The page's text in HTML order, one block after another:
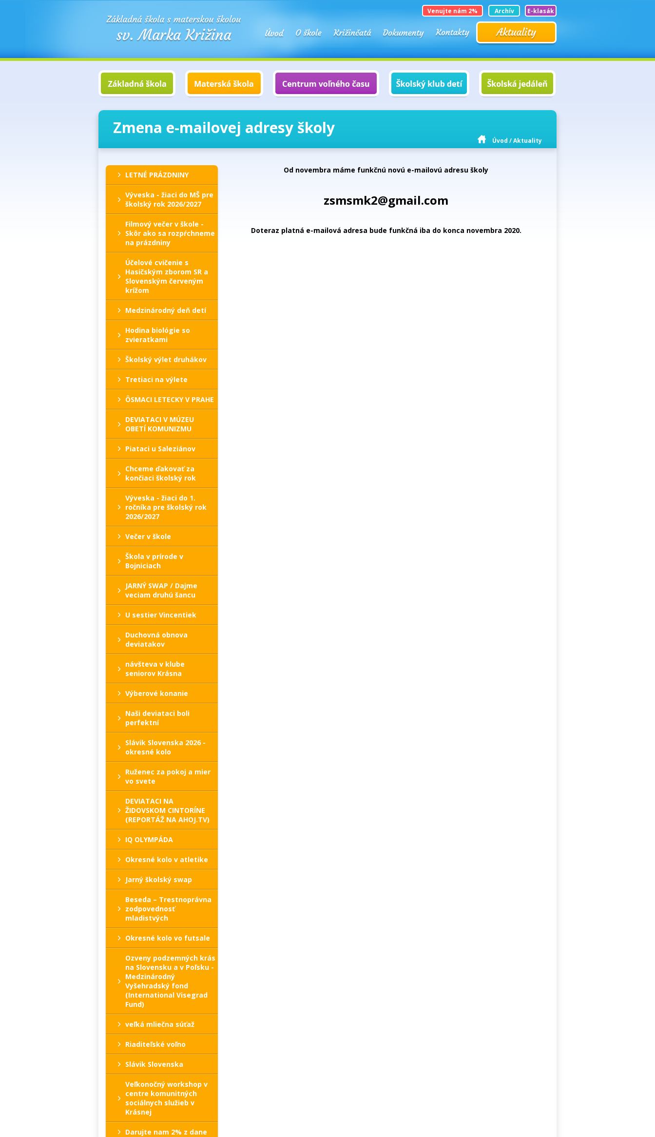
Archív E-klasák
Venujte nám 2%
Zmena e-mailovej adresy školy
Úvod /Aktuality
LETNÉ PRÁZDNINY
Výveska - žiaci do MŠ pre
školský rok 2026/2027
Filmový večer v škole -
Skôr ako sa rozpŕchneme
na prázdniny
Účelové cvičenie s
Hasičským zborom SR a
Slovenským červeným
krížom
Medzinárodný deň detí
Hodina biológie so
zvieratkami
Školský výlet druhákov
Tretiaci na výlete
ÔSMACI LETECKY V PRAHE
DEVIATACI V MÚZEU
OBETÍ KOMUNIZMU
Piataci u Saleziánov
Chceme ďakovať za
končiaci školský rok
Výveska - žiaci do 1.
ročníka pre školský rok
2026/2027
Večer v škole
Škola v prírode v
Bojniciach
JARNÝ SWAP / Dajme
veciam druhú šancu
U sestier Vincentiek
Duchovná obnova
deviatakov
návšteva v klube
seniorov Krásna
Výberové konanie
Naši deviataci boli
perfektní
Slávik Slovenska 2026 -
okresné kolo
Ruženec za pokoj a mier
vo svete
DEVIATACI NA
ŽIDOVSKOM CINTORÍNE
(REPORTÁŽ NA AHOJ.TV)
IQ OLYMPÁDA
Okresné kolo v atletike
Jarný školský swap
Beseda – Trestnoprávna
zodpovednosť
mladistvých
Okresné kolo vo futsale
Ozveny podzemných krás
na Slovensku a v Poľsku -
Medzinárodný
Vyšehradský fond
(International Visegrad
Fund)
veľká mliečna súťaž
Riaditeľské voľno
Slávik Slovenska
Veľkonočný workshop v
centre komunitných
sociálnych služieb v
Krásnej
Darujte nam 2% z dane
Od novembra máme funkčnú novú e-mailovú adresu školy
zsmsmk2@gmail.com
Doteraz platná e-mailová adresa bude funkčná iba do konca novembra 2020.